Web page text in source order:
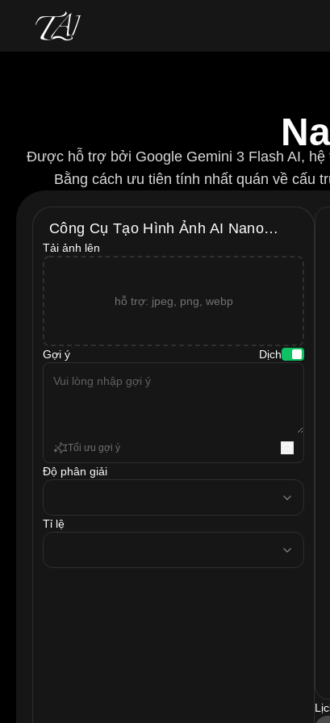
Được hỗ trợ bởi Google Gemini 3 Flash AI,
Bằng cách ưu tiên tính nhất quán về cấu
Công Cụ Tạo Hình Ảnh AI Nano
Banana 2
Tải ảnh lên
hỗ trợ: jpeg, png, webp
Gợi ý Dịch
Tối ưu gợi ý
Độ phân giải
resolution
Tỉ lệ
ratio